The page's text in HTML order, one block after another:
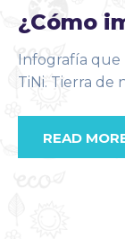
¿Cómo
Infografía que
TiNi. Tierra de
READ